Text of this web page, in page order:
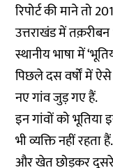
रिपोर्ट की माने तो
उत्तराखंड में
स्थानीय भाषा में
पिछले दस वर्षों में
नए गांव जुड़ गए हैं.
इन गांवों को भूतिया
भी व्यक्ति नहीं
और खेत छोड़कर